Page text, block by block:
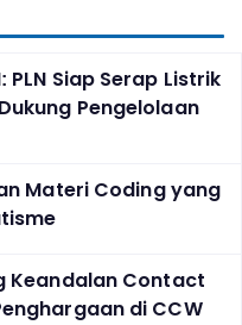
PLN Siap Serap Listrik
Pengelolaan
Materi Coding yang
Keandalan Contact
di CCW